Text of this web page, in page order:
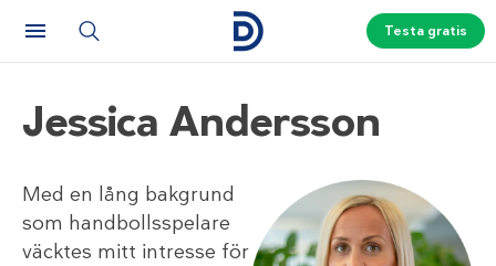
Testa gratis
Jessica Andersson
Med en lång bakgrund
som handbollsspelare
väcktes mitt intresse för